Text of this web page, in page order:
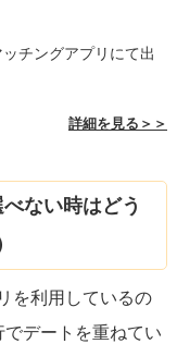
ッチングアプリにて出
詳細を見る＞＞
ない時はどう
を利用しているの
デートを重ねてい